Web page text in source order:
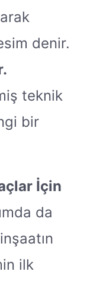
denir.
teknik
bir
İçin
da
ilk